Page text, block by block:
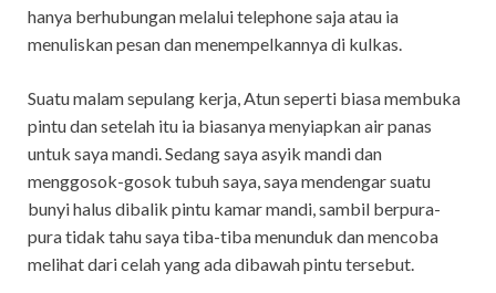
hanya berhubungan melalui telephone saja atau ia
menuliskan pesan dan menempelkannya di kulkas.
Suatu malam sepulang kerja, Atun seperti biasa membuka
pintu dan setelah itu ia biasanya menyiapkan air panas
untuk saya mandi. Sedang saya asyik mandi dan
menggosok-gosok tubuh saya, saya mendengar suatu
bunyi halus dibalik pintu kamar mandi, sambil berpura-
pura tidak tahu saya tiba-tiba menunduk dan mencoba
melihat dari celah yang ada dibawah pintu tersebut.